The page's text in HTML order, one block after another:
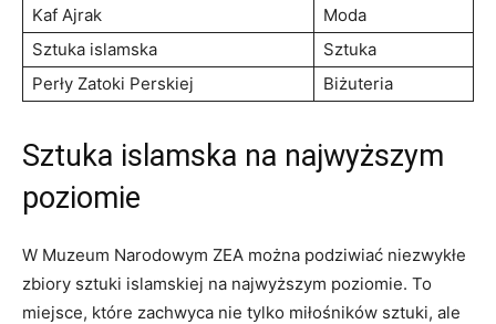
Kaf Ajrak
Moda
Sztuka islamska
Sztuka
Perły Zatoki Perskiej
Biżuteria
Sztuka islamska na najwyższym⁢
poziomie
W Muzeum Narodowym ZEA można podziwiać niezwykłe⁣
zbiory sztuki ‌islamskiej‍ na najwyższym poziomie. To
‍miejsce, które zachwyca nie tylko miłośników sztuki, ale